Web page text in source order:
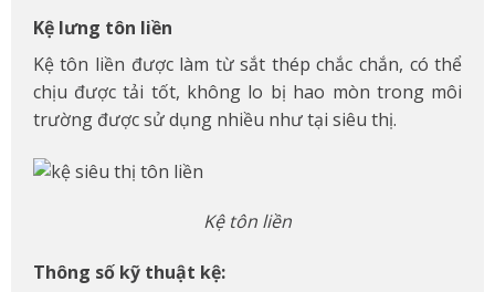
Kệ lưng tôn liền
Kệ tôn liền được làm từ sắt thép chắc chắn, có thể
chịu được tải tốt, không lo bị hao mòn trong môi
trường được sử dụng nhiều như tại siêu thị.
Kệ tôn liền
Thông số kỹ thuật kệ: